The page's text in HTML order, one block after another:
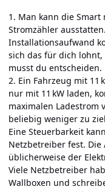
1. Man kann die
Stromzähler
Installationsaufwand
sich das für dich
musst du entscheiden.
2. Ein Fahrzeug mit 11
nur mit 11 kW laden,
maximalen Ladestrom
beliebig weniger zu
Eine Steuerbarkeit
Netzbetreiber fest.
üblicherweise der
Viele Netzbetreiber
Wallboxen und